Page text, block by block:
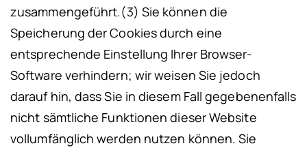
zusammengeführt.(3) Sie können die
Speicherung der Cookies durch eine
entsprechende Einstellung Ihrer Browser-
Software verhindern; wir weisen Sie jedoch
darauf hin, dass Sie in diesem Fall gegebenenfalls
nicht sämtliche Funktionen dieser Website
vollumfänglich werden nutzen können. Sie